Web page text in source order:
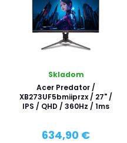
Skladom
Acer Predator /
XB273UF5bmiiprzx / 27" /
IPS / QHD / 360Hz / 1ms
634,90 €